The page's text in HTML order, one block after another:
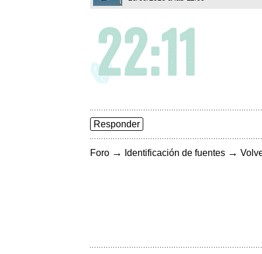
Responder
Foro → Identificación de fuentes →